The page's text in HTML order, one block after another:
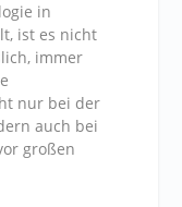
in
ist es nicht
immer
nur bei der
auch bei
großen